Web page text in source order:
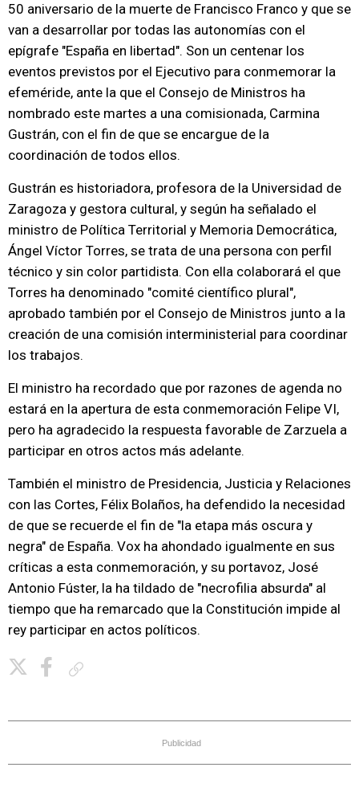
50 aniversario de la muerte de Francisco Franco y que se
van a desarrollar por todas las autonomías con el
epígrafe "España en libertad". Son un centenar los
eventos previstos por el Ejecutivo para conmemorar la
efeméride, ante la que el Consejo de Ministros ha
nombrado este martes a una comisionada, Carmina
Gustrán, con el fin de que se encargue de la
coordinación de todos ellos.
Gustrán es historiadora, profesora de la Universidad de
Zaragoza y gestora cultural, y según ha señalado el
ministro de Política Territorial y Memoria Democrática,
Ángel Víctor Torres, se trata de una persona con perfil
técnico y sin color partidista. Con ella colaborará el que
Torres ha denominado "comité científico plural",
aprobado también por el Consejo de Ministros junto a la
creación de una comisión interministerial para coordinar
los trabajos.
El ministro ha recordado que por razones de agenda no
estará en la apertura de esta conmemoración Felipe VI,
pero ha agradecido la respuesta favorable de Zarzuela a
participar en otros actos más adelante.
También el ministro de Presidencia, Justicia y Relaciones
con las Cortes, Félix Bolaños, ha defendido la necesidad
de que se recuerde el fin de "la etapa más oscura y
negra" de España. Vox ha ahondado igualmente en sus
críticas a esta conmemoración, y su portavoz, José
Antonio Fúster, la ha tildado de "necrofilia absurda" al
tiempo que ha remarcado que la Constitución impide al
rey participar en actos políticos.
Publicidad